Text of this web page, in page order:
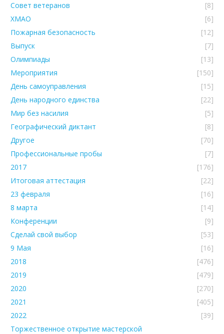
Совет ветеранов
[8]
ХМАО
[6]
Пожарная безопасность
[12]
Выпуск
[7]
Олимпиады
[13]
Мероприятия
[150]
День самоуправления
[15]
День народного единства
[22]
Мир без насилия
[5]
Географический диктант
[8]
Другое
[70]
Профессиональные пробы
[7]
2017
[176]
Итоговая аттестация
[22]
23 февраля
[16]
8 марта
[14]
Конференции
[9]
Сделай свой выбор
[53]
9 Мая
[16]
2018
[476]
2019
[479]
2020
[270]
2021
[405]
2022
[39]
Торжественное открытие мастерской